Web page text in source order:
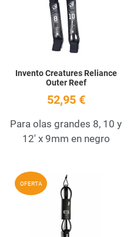
Invento Creatures Reliance
Outer Reef
52,95 €
Para olas grandes 8, 10 y
12' x 9mm en negro
OFERTA